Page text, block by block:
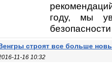
году, мы
строят все больше
11-16 10:32